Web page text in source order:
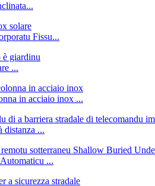
Fissu...
...
in acciaio inox ...
distanza ...
...